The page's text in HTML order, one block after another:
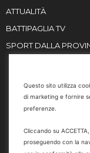
ATTUALITÀ
BATTIPAGLIA TV
SPORT DALLA
Email
Questo sito utilizza
di marketing e fornire
preferenze.
Cliccando su
proseguendo con la